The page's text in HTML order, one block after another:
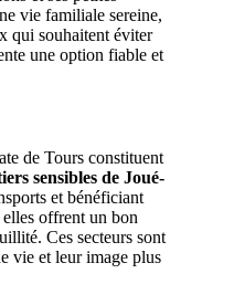
vie familiale sereine,
qui souhaitent éviter
une option fiable et
de Tours constituent
sensibles de Joué-
et bénéficiant
offrent un bon
Ces secteurs sont
vie et leur image plus